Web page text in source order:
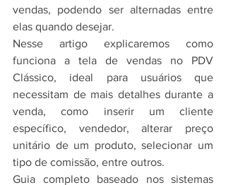
vendas, podendo ser alternadas entre
elas quando desejar.
Nesse artigo explicaremos como
funciona a tela de vendas no PDV
Clássico, ideal para usuários que
necessitam de mais detalhes durante a
venda, como inserir um cliente
específico, vendedor, alterar preço
unitário de um produto, selecionar um
tipo de comissão, entre outros.
Guia completo baseado nos sistemas